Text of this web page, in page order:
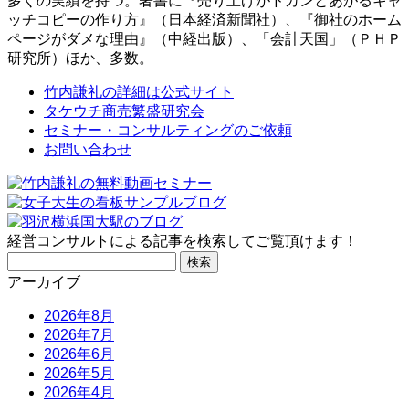
ッチコピーの作り方』（日本経済新聞社）、『御社のホーム
ページがダメな理由』（中経出版）、「会計天国」（ＰＨＰ
研究所）ほか、多数。
竹内謙礼の詳細は公式サイト
タケウチ商売繁盛研究会
セミナー・コンサルティングのご依頼
お問い合わせ
経営コンサルトによる記事を検索してご覧頂けます！
索:
アーカイブ
2026年8月
2026年7月
2026年6月
2026年5月
2026年4月